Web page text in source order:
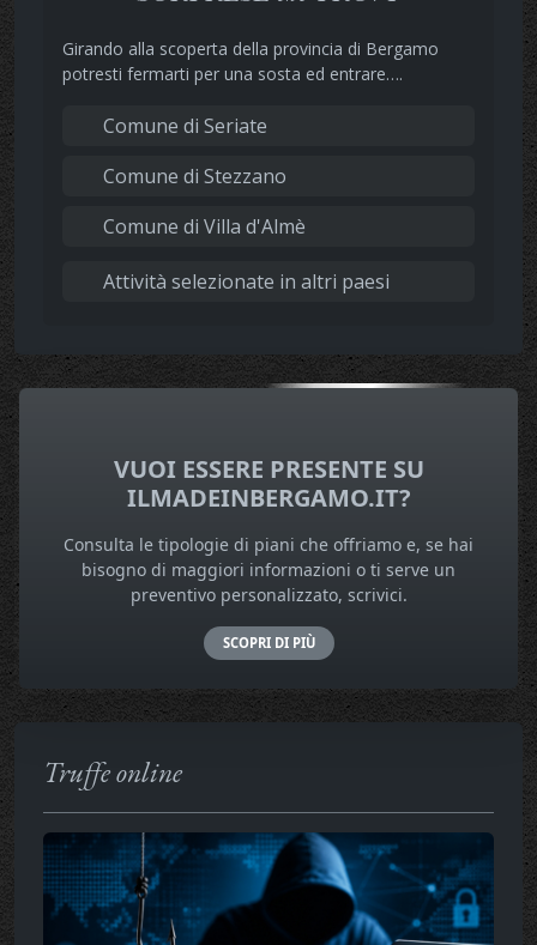
Girando alla scoperta della provincia di Bergamo
potresti fermarti per una sosta ed entrare….
Comune di Seriate
Comune di Stezzano
Comune di Villa d'Almè
Attività selezionate in altri paesi
VUOI ESSERE PRESENTE SU
ILMADEINBERGAMO.IT?
Consulta le tipologie di piani che offriamo e, se hai
bisogno di maggiori informazioni o ti serve un
preventivo personalizzato, scrivici.
SCOPRI DI PIÙ
Truffe online